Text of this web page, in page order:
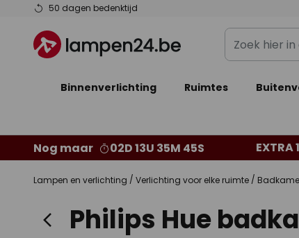
50 dagen bedenktijd
Ga
de
inhoud
Zoek
hier
de
Binnenverlichting Ruimtes
Nog maar 02D 13U 35M 45S
Lampen en verlichting Verlichting voor elke ruimte
Philips Hue